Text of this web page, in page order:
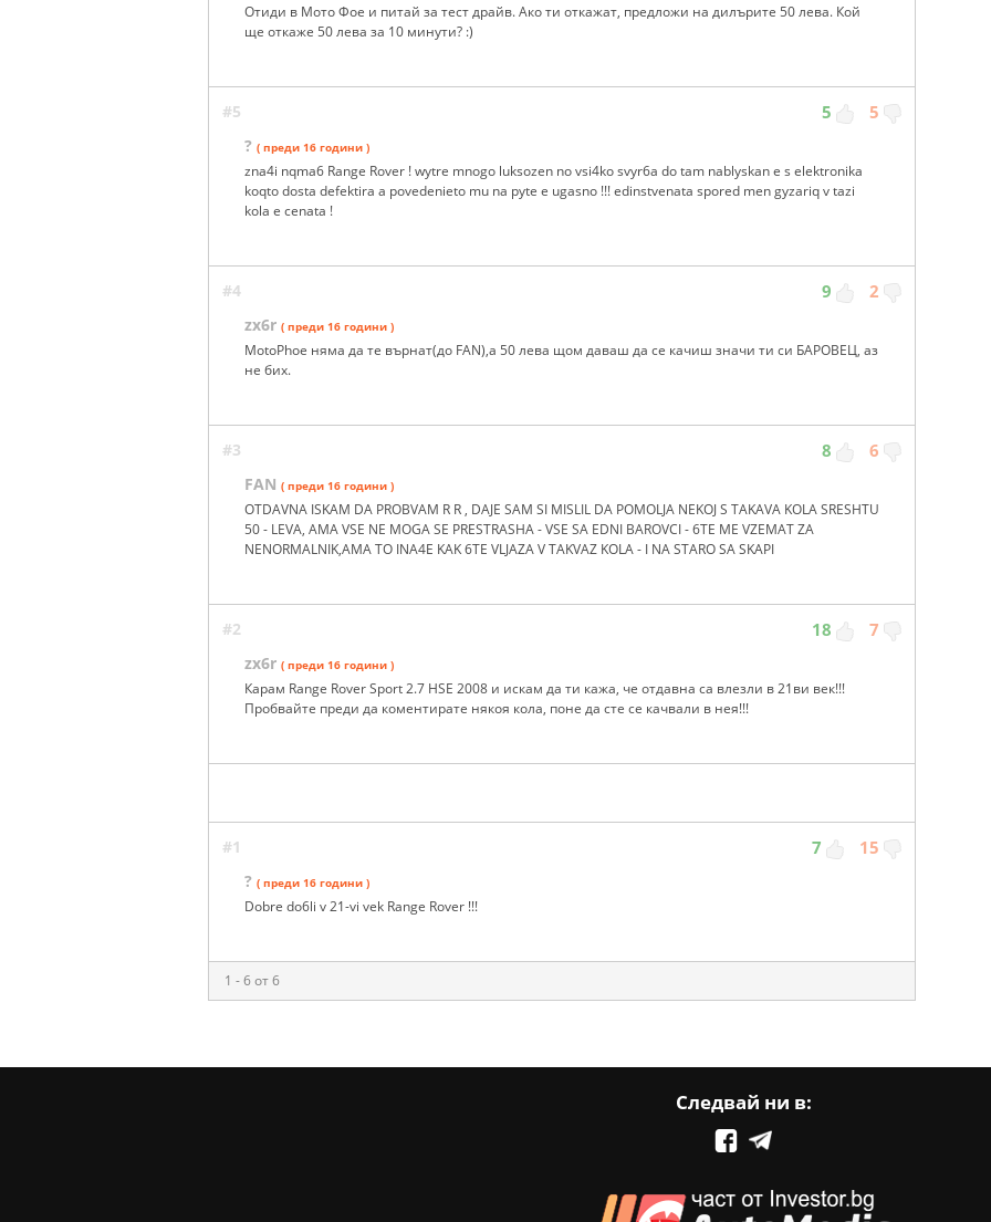
Отиди в Мото Фое и питай за тест драйв. Ако ти откажат, предложи на дилърите 50 лева. Кой
ще откаже 50 лева за 10 минути? :)
#5 5 5
? ( преди 16 години )
zna4i nqma6 Range Rover ! wytre mnogo luksozen no vsi4ko svyr6a do tam nablyskan e s elektronika
koqto dosta defektira a povedenieto mu na pyte e ugasno !!! edinstvenata spored men gyzariq v tazi
kola e cenata !
#4 9 2
zx6r ( преди 16 години )
MotoPhoe няма да те върнат(до FAN),а 50 лева щом даваш да се качиш значи ти си БАРОВЕЦ, аз
не бих.
#3 8 6
FAN ( преди 16 години )
OTDAVNA ISKAM DA PROBVAM R R , DAJE SAM SI MISLIL DA POMOLJA NEKOJ S TAKAVA KOLA SRESHTU
50 - LEVA, AMA VSE NE MOGA SE PRESTRASHA - VSE SA EDNI BAROVCI - 6TE ME VZEMAT ZA
NENORMALNIK,AMA TO INA4E KAK 6TE VLJAZA V TAKVAZ KOLA - I NA STARO SA SKAPI
#2 18 7
zx6r ( преди 16 години )
Карам Range Rover Sport 2.7 HSE 2008 и искам да ти кажа, че отдавна са влезли в 21ви век!!!
Пробвайте преди да коментирате някоя кола, поне да сте се качвали в нея!!!
#1 7 15
? ( преди 16 години )
Dobre do6li v 21-vi vek Range Rover !!!
1 - 6 от 6
Следвай ни в: